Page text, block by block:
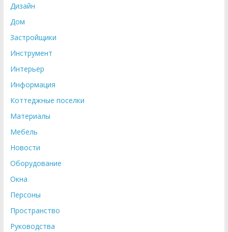
Дизайн
Дом
Застройщики
Инструмент
Интерьер
Информация
Коттеджные поселки
Материалы
Мебель
Новости
Оборудование
Окна
Персоны
Пространство
Руководства